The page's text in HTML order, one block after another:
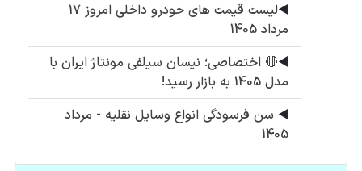
◀️
لیست قیمت های خودرو داخلی امروز 17
مرداد 1405
◀️🔴 اختصاصی؛ نیسان سیلفی مونتاژ ایران با
مدل 1405 به بازار رسید!
◀️ سن فرسودگی انواع وسایل نقلیه - مرداد
1405